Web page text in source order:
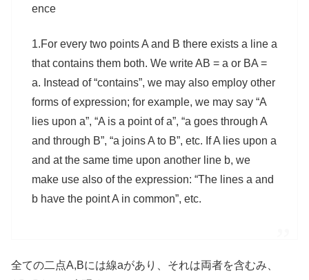
ence
1.For every two points A and B there exists a line a
that contains them both. We write AB = a or BA =
a. Instead of “contains”, we may also employ other
forms of expression; for example, we may say “A
lies upon a”, “A is a point of a”, “a goes through A
and through B”, “a joins A to B”, etc. If A lies upon a
and at the same time upon another line b, we
make use also of the expression: “The lines a and
b have the point A in common”, etc.
全ての二点A,Bには線aがあり、それは両者を含むみ、